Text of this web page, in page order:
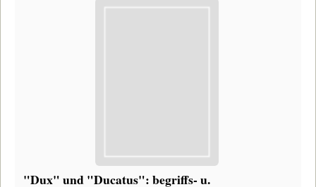
"Dux" und "Ducatus": begriffs- u.